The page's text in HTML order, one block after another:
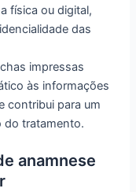
física ou digital,
das
impressas
às informações
contribui para um
do tratamento.
anamnese